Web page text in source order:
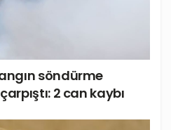
söndürme
2 can kaybı